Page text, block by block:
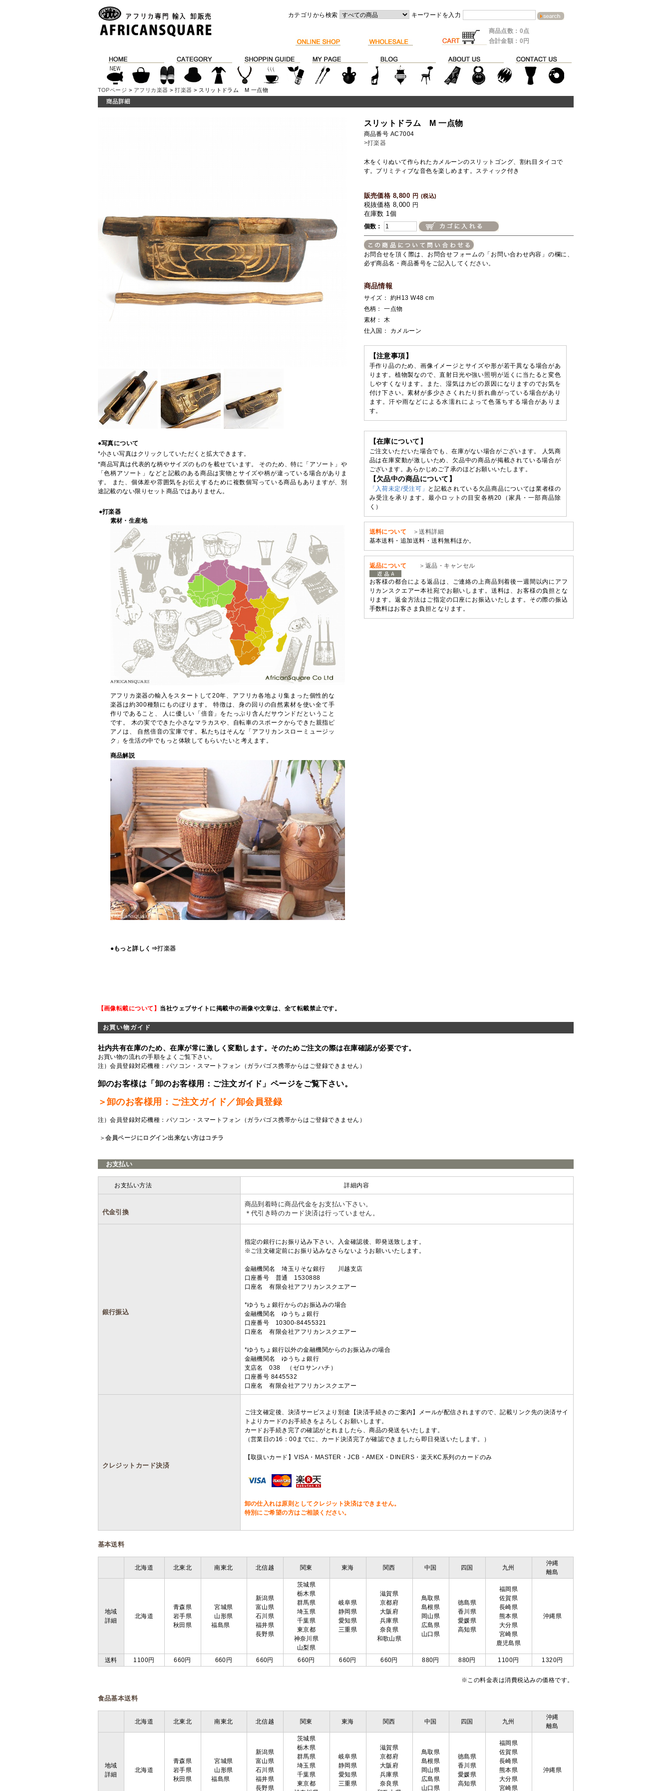
カテゴリから検索 キーワードを入力
商品点数：0点
合計金額：0円
TOPページ > アフリカ楽器 >打楽器 > スリットドラム M 一点物
●写真について
*小さい写真はクリックしていただくと拡大できます。
*商品写真は代表的な柄やサイズのものを載せています。 そのため、特に「アソート」や
「色柄アソート」などと記載のある商品は実物とサイズや柄が違っている場合がありま
す。 また、個体差や雰囲気をお伝えするために複数個写っている商品もありますが、別
途記載のない限りセット商品ではありません。
●打楽器
素材・生産地
アフリカ楽器の輸入をスタートして20年、アフリカ各地より集まった個性的な
楽器は約300種類にものぼります。 特徴は、身の回りの自然素材を使い全て手
作りであること、 人に優しい「倍音」をたっぷり含んだサウンドだということ
です。 木の実でできた小さなマラカスや、自転車のスポークからできた親指ピ
アノは、 自然倍音の宝庫です。私たちはそんな「アフリカンスローミュージッ
ク」を生活の中でもっと体験してもらいたいと考えます。
商品解説
●もっと詳しく⇒打楽器
スリットドラム M 一点物
商品番号 AC7004
>打楽器
木をくりぬいて作られたカメルーンのスリットゴング、割れ目タイコで
す。プリミティブな音色を楽しめます。スティック付き
販売価格 8,800 円 (税込)
税抜価格 8,000 円
在庫数 1個
個数：
お問合せを頂く際は、お問合せフォームの「お問い合わせ内容」の欄に、
必ず商品名・商品番号をご記入してください。
商品情報
サイズ： 約H13 W48 cm
色柄： 一点物
素材： 木
仕入国： カメルーン
【注意事項】
手作り品のため、画像イメージとサイズや形が若干異なる場合があ
ります。植物製なので、直射日光や強い照明が近くに当たると変色
しやすくなります。また、湿気はカビの原因になりますのでお気を
付け下さい。素材が多少ささくれたり折れ曲がっている場合があり
ます。汗や雨などによる水濡れによって色落ちする場合がありま
す。
【在庫について】
ご注文いただいた場合でも、在庫がない場合がございます。 人気商
品は在庫変動が激しいため、欠品中の商品が掲載されている場合が
ございます。あらかじめご了承のほどお願いいたします。
【欠品中の商品について】
「入荷未定/受注可」
と記載されている欠品商品については業者様の
み受注を承ります。最小ロットの目安各柄20（家具・一部商品除
く）
送料について
＞送料詳細
基本送料・追加送料・送料無料ほか。
返品について ＞返品・キャンセル
お客様の都合による返品は、ご連絡の上商品到着後一週間以内にアフ
リカンスクエアー本社宛でお願いします。送料は、お客様の負担とな
ります。返金方法はご指定の口座にお振込いたします。その際の振込
手数料はお客さま負担となります。
【画像転載について】 当社ウェブサイトに掲載中の画像や文章は、全て転載禁止です。
お買い物ガイド
社内共有在庫のため、在庫が常に激しく変動します。そのためご注文の際は在庫確認が必要です。
お買い物の流れの手順をよくご覧下さい。
注）会員登録対応機種：パソコン・スマートフォン（ガラパゴス携帯からはご登録できません）
卸のお客様は「卸のお客様用：ご注文ガイド」ページをご覧下さい。
＞卸のお客様用：ご注文ガイド／卸会員登録
注）会員登録対応機種：パソコン・スマートフォン（ガラパゴス携帯からはご登録できません）
＞会員ページにログイン出来ない方はコチラ
お支払い
お支払い方法 詳細内容
代金引換
商品到着時に商品代金をお支払い下さい。
＊代引き時のカード決済は行っていません。
銀行振込
指定の銀行にお振り込み下さい。入金確認後、即発送致します。
※ご注文確定前にお振り込みなさらないようお願いいたします。
金融機関名 埼玉りそな銀行 川越支店
口座番号 普通 1530888
口座名 有限会社アフリカンスクエアー
*ゆうちょ銀行からのお振込みの場合
金融機関名 ゆうちょ銀行
口座番号 10300-84455321
口座名 有限会社アフリカンスクエアー
*ゆうちょ銀行以外の金融機関からのお振込みの場合
金融機関名 ゆうちょ銀行
支店名 038 （ゼロサンハチ）
口座番号 8445532
口座名 有限会社アフリカンスクエアー
クレジットカード決済
ご注文確定後、決済サービスより別途【決済手続きのご案内】メールが配信されますので、記載リンク先の決済サイ
トよりカードのお手続きをよろしくお願いします。
カードお手続き完了の確認がとれましたら、商品の発送をいたします。
（営業日の16：00までに、カード決済完了が確認できましたら即日発送いたします。）
【取扱いカード】VISA・MASTER・JCB・AMEX・DINERS・楽天KC系列のカードのみ
卸の仕入れは原則としてクレジット決済はできません。
特別にご希望の方はご相談ください。
基本送料
北海道 北東北 南東北 北信越 関東 東海 関西 中国 四国 九州
沖縄
離島
地域
詳細
北海道
青森県
岩手県
秋田県
宮城県
山形県
福島県
新潟県
富山県
石川県
福井県
長野県
茨城県
栃木県
群馬県
埼玉県
千葉県
東京都
神奈川県
山梨県
岐阜県
静岡県
愛知県
三重県
滋賀県
京都府
大阪府
兵庫県
奈良県
和歌山県
鳥取県
島根県
岡山県
広島県
山口県
徳島県
香川県
愛媛県
高知県
福岡県
佐賀県
長崎県
熊本県
大分県
宮崎県
鹿児島県
沖縄県
送料 1100円 660円 660円 660円 660円 660円 660円 880円 880円 1100円 1320円
※この料金表は消費税込みの価格です。
食品基本送料
北海道 北東北 南東北 北信越 関東 東海 関西 中国 四国 九州
沖縄
離島
地域
詳細
北海道
青森県
岩手県
秋田県
宮城県
山形県
福島県
新潟県
富山県
石川県
福井県
長野県
茨城県
栃木県
群馬県
埼玉県
千葉県
東京都
岐阜県
静岡県
愛知県
三重県
滋賀県
京都府
大阪府
兵庫県
奈良県
鳥取県
島根県
岡山県
広島県
山口県
徳島県
香川県
愛媛県
高知県
福岡県
佐賀県
長崎県
熊本県
大分県
宮崎県
沖縄県